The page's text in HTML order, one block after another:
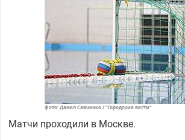
фото: Данил Савченко / "Городские вести"
Матчи проходили в Москве.